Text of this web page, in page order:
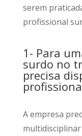
serem
profissional
1- Para
surdo no
precisa
A empresa